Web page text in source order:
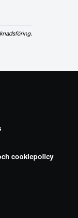
cookiepolicy